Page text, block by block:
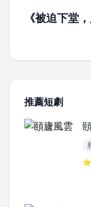
《被迫下堂
推薦短劇
⭐